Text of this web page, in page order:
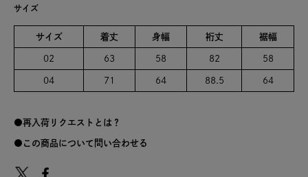
サイズ
サイズ 着丈 身幅 裄丈 裾幅
02 63 58 82 58
04 71 64 88.5 64
再入荷リクエストとは？
この商品について問い合わせる